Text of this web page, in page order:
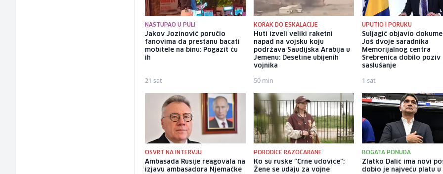
NASTUPAO U PULI
Jakov Jozinović poručio
fanovima da prestanu bacati
mobitele na binu: Pogazit ću
ih
21 sat
KORAK DO ESKALACIJE
Huti izveli veliki raketni
napad na vojsku koju
podržava Saudijska Arabija u
Jemenu: Desetine ubijenih
vojnika
50 min
UPUTIO I PORUKU
Suljagić objavio
Još dvoje saradnika
Memorijalnog centra
Srebrenica dobilo poziv
saslušanje
1 sat
OSVRT NA INTERVJU
Ambasada Rusije reagovala na
izjavu ambasadora Njemačke
PORODICE RAZOČARANE
Ko su ruske "Crne udovice":
Žene se udaju za vojne
BOGATA PONUDA
Zlatko Dalić ima novi
dobio je najveću platu u